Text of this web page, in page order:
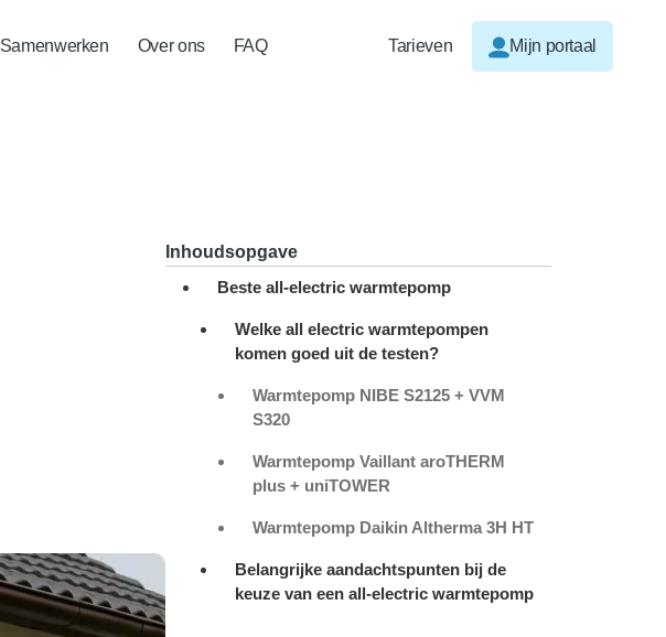
Samenwerken Over ons FAQ Tarieven Mijn portaal
Inhoudsopgave
Beste all-electric warmtepomp
Welke all electric warmtepompen
komen goed uit de testen?
Warmtepomp NIBE S2125 + VVM
S320
Warmtepomp Vaillant aroTHERM
plus + uniTOWER
Warmtepomp Daikin Altherma 3H HT
Belangrijke aandachtspunten bij de
keuze van een all-electric warmtepomp